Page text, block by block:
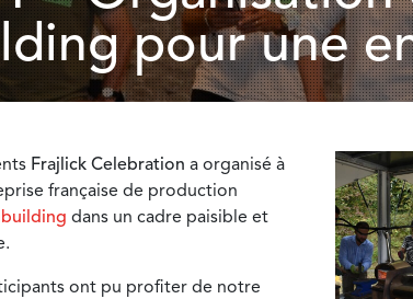
pour une
Frajlick Celebration a organisé à
française de production
dans un cadre paisible et
ont pu profiter de notre